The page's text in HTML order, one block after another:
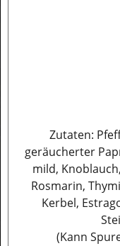
Zutaten:
geräucherter
mild,
Rosmarin,
Kerbel,
(Kann